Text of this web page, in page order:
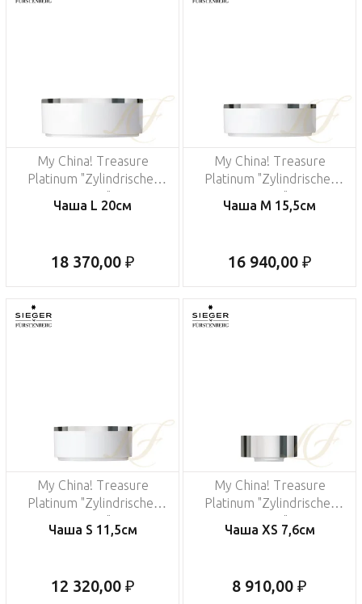
My China! Treasure
Platinum "Zylindrische-
Чаша L 20см
18 370,00 ₽
My China! Treasure
Platinum "Zylindrische-
Чаша M 15,5см
16 940,00 ₽
My China! Treasure
Platinum "Zylindrische-
Чаша S 11,5см
12 320,00 ₽
My China! Treasure
Platinum "Zylindrische-
Чаша XS 7,6см
8 910,00 ₽